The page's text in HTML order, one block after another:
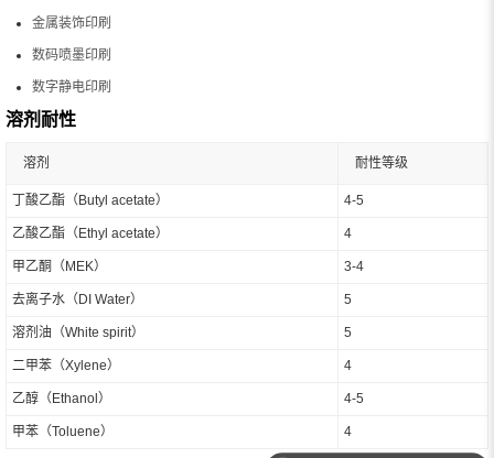
金属装饰印刷
数码喷墨印刷
数字静电印刷
溶剂耐性
溶剂 耐性等级
丁酸乙酯（Butyl acetate） 4-5
乙酸乙酯（Ethyl acetate） 4
甲乙酮（MEK） 3-4
去离子水（DI Water） 5
溶剂油（White spirit） 5
二甲苯（Xylene） 4
乙醇（Ethanol） 4-5
甲苯（Toluene） 4